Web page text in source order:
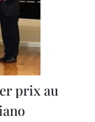
prix au